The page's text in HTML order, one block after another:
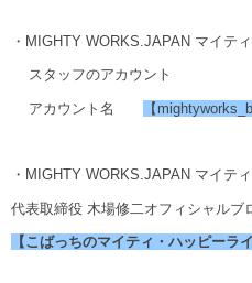
・MIGHTY WORKS.JAPAN マイテ
スタッフのアカウント
アカウント名 【
・MIGHTY WORKS.JAPAN マイテ
代表取締役 木場修二オフィシャルブ
【こばっちのマイティ・ハッピーライ